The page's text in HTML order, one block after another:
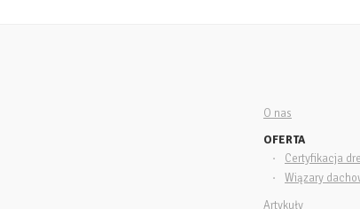
O nas
OFERTA
Certyfikacja
Wiązary
Artykuły